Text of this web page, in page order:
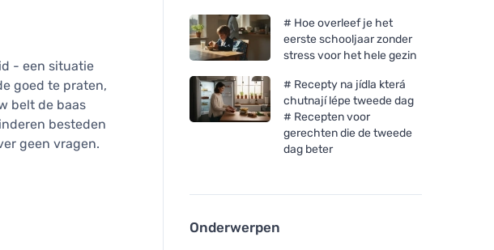
- een situatie
goed te praten,
belt de baas
besteden
geen vragen.
# Hoe overleef je het
eerste schooljaar zonder
stress voor het hele gezin
# Recepty na jídla která
chutnají lépe tweede dag
# Recepten voor
gerechten die de tweede
dag beter
Onderwerpen